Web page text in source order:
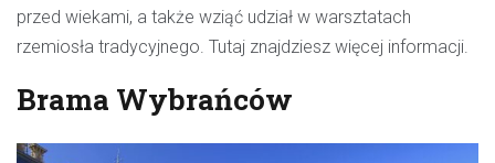
przed wiekami, a także wziąć udział w warsztatach
rzemiosła tradycyjnego. Tutaj znajdziesz więcej informacji.
Brama Wybrańców